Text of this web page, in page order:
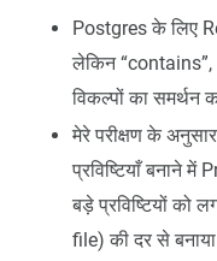
Postgres के लिए
लेकिन
विकल्पों का समर्थन
मेरे परीक्षण के
प्रविष्टियाँ बनाने
बड़े प्रविष्टियों को
file) की दर से